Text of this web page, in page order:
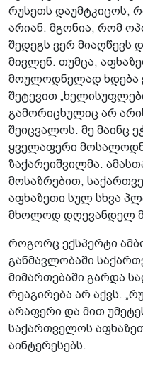
რუსეთს დაუმტკიცოს,
არიან. მგონია, რომ
შედეგს ვერ მიაღწევს
მივლენ. თუმცა,
მოულოდნელად ხდება
შეტევით
გამორიცხულიც არ
შეიცვალოს. მე მაინც
ყველაფერი
ზაქარეიშვილმა.
მოსაზრებით,
აფხაზეთი სულ სხვა
მხოლოდ დღევანდელ
როგორც ექსპერტი
განმავლობაში
მიმართებაში გარდა
რეაგირება არ აქვს.
არაფერი და მით
საქართველოს
აინტერესებს.